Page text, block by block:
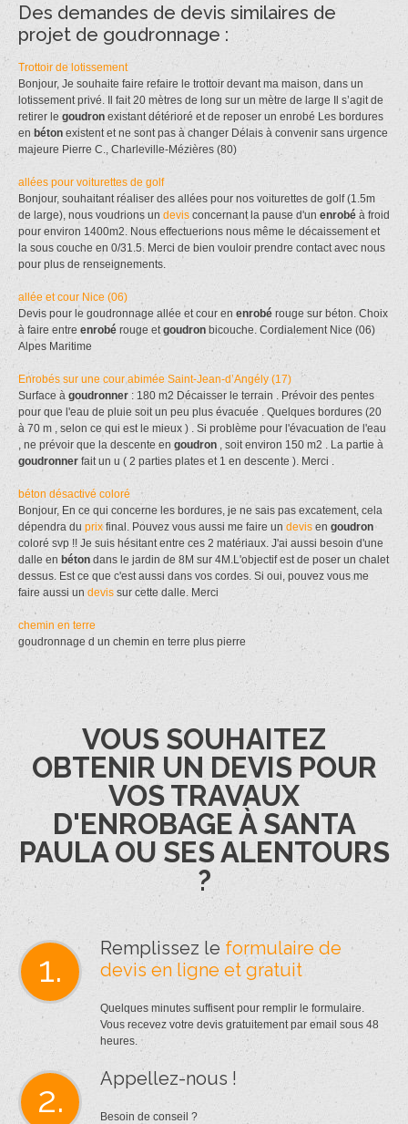
Des demandes de devis similaires de
projet de goudronnage :
Trottoir de lotissement
Bonjour, Je souhaite faire refaire le trottoir devant ma maison, dans un
lotissement privé. Il fait 20 mètres de long sur un mètre de large Il s’agit de
retirer le goudron existant détérioré et de reposer un enrobé Les bordures
en béton existent et ne sont pas à changer Délais à convenir sans urgence
majeure Pierre C., Charleville-Mézières (80)
allées pour voiturettes de golf
Bonjour, souhaitant réaliser des allées pour nos voiturettes de golf (1.5m
de large), nous voudrions un devis concernant la pause d'un enrobé à froid
pour environ 1400m2. Nous effectuerions nous même le décaissement et
la sous couche en 0/31.5. Merci de bien vouloir prendre contact avec nous
pour plus de renseignements.
allée et cour Nice (06)
Devis pour le goudronnage allée et cour en enrobé rouge sur béton. Choix
à faire entre enrobé rouge et goudron bicouche. Cordialement Nice (06)
Alpes Maritime
Enrobés sur une cour abimée Saint-Jean-d’Angély (17)
Surface à goudronner : 180 m2 Décaisser le terrain . Prévoir des pentes
pour que l'eau de pluie soit un peu plus évacuée . Quelques bordures (20
à 70 m , selon ce qui est le mieux ) . Si problème pour l'évacuation de l'eau
, ne prévoir que la descente en goudron , soit environ 150 m2 . La partie à
goudronner fait un u ( 2 parties plates et 1 en descente ). Merci .
béton désactivé coloré
Bonjour, En ce qui concerne les bordures, je ne sais pas excatement, cela
dépendra du prixfinal. Pouvez vous aussi me faire un devis en goudron
coloré svp !! Je suis hésitant entre ces 2 matériaux. J'ai aussi besoin d'une
dalle en béton dans le jardin de 8M sur 4M.L'objectif est de poser un chalet
dessus. Est ce que c'est aussi dans vos cordes. Si oui, pouvez vous me
faire aussi un devis sur cette dalle. Merci
chemin en terre
goudronnage d un chemin en terre plus pierre
VOUS SOUHAITEZ
OBTENIR UN DEVIS POUR
VOS TRAVAUX
D'ENROBAGE À SANTA
PAULA OU SES ALENTOURS
?
1. Remplissez le formulaire de
devis en ligne et gratuit
Quelques minutes suffisent pour remplir le formulaire.
Vous recevez votre devis gratuitement par email sous 48
heures.
2. Appellez-nous !
Besoin de conseil ?